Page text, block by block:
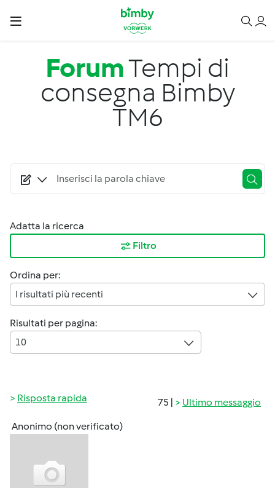
Salta al contenuto principale
ForumTempi di
consegna Bimby
TM6
Adatta la ricerca
Filtro
Ordina per:
I risultati più recenti
Risultati per pagina:
10
75 | Ultimo messaggio
Risposta rapida
Anonimo (non verificato)